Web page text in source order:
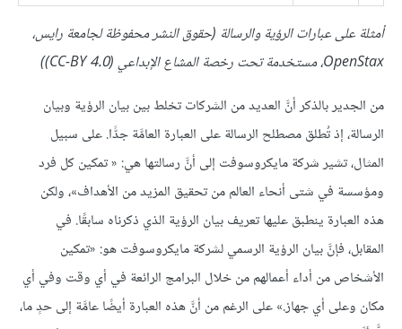
أمثلة على عبارات الرؤية والرسالة (حقوق النشر محفوظة لجامعة رايس،
OpenStax، مستخدمة تحت رخصة المشاع الإبداعي (CC-BY 4.0))
من الجدير بالذكر أنَّ العديد من الشركات تخلط بين بيان الرؤية وبيان
الرسالة، إذ تُطلق مصطلح الرسالة على العبارة العامَّة جدًّا. على سبيل
المثال، تشير شركة مايكروسوفت إلى أنَّ رسالتها هي: « تمكين كل فرد
ومؤسسة في شتى أنحاء العالم من تحقيق المزيد من الأهداف»، ولكن
هذه العبارة ينطبق عليها تعريف بيان الرؤية الذي ذكرناه سابقًا. في
المقابل، فإنَّ بيان الرؤية الرسمي لشركة مايكروسوفت هو: «تمكين
الأشخاص من أداء أعمالهم من خلال البرامج الرائعة في أي وقت وفي أي
مكان وعلى أي جهاز.» على الرغم من أنَّ هذه العبارة أيضًا عامَّة إلى حدٍ ما،